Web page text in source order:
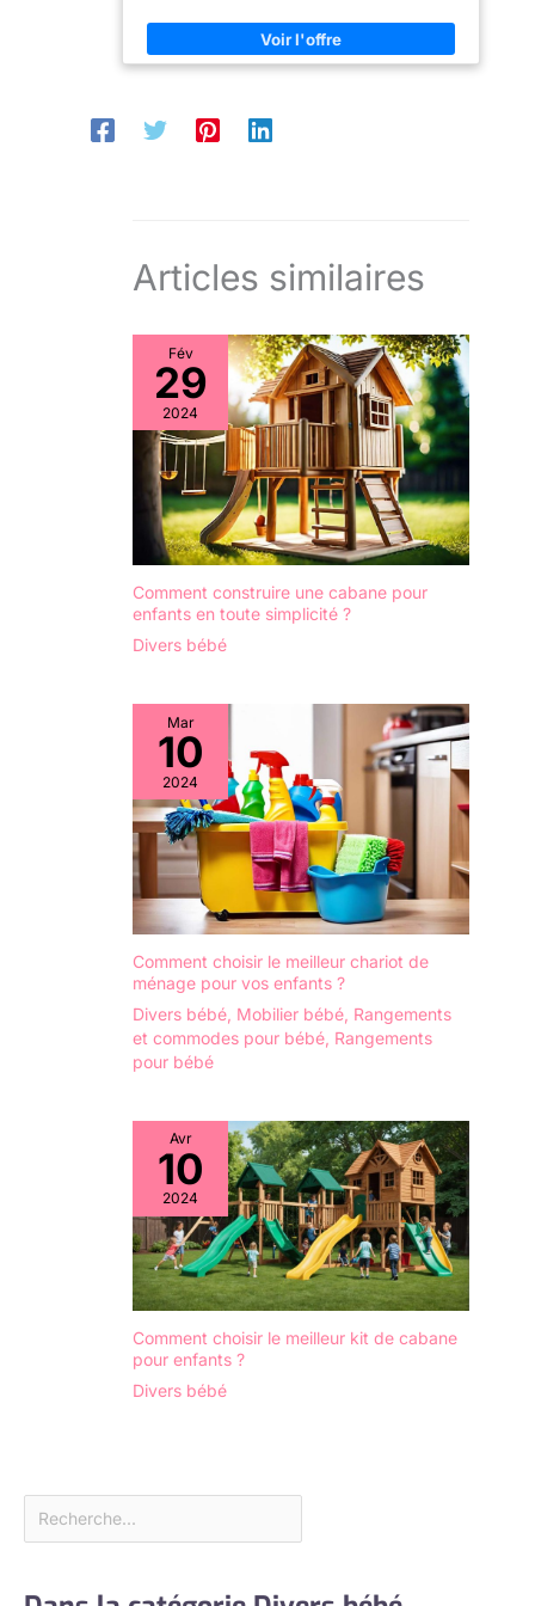
vivantes selon vos envies. 【Artisanat Raffiné】:
Chaque objet décoratif est méticuleusement fabriqué
à la main avec une tête et des mains en porcelaine de
polyvalent, pouvant être assis sur une étagère ou
Articles similaires
Fév
29
2024
Comment construire une cabane pour
enfants en toute simplicité ?
Divers bébé
Mar
10
2024
Comment choisir le meilleur chariot de
ménage pour vos enfants ?
Divers bébé Mobilier bébé Rangements
et commodes pour bébé Rangements
pour bébé
Avr
10
2024
Comment choisir le meilleur kit de cabane
pour enfants ?
Divers bébé